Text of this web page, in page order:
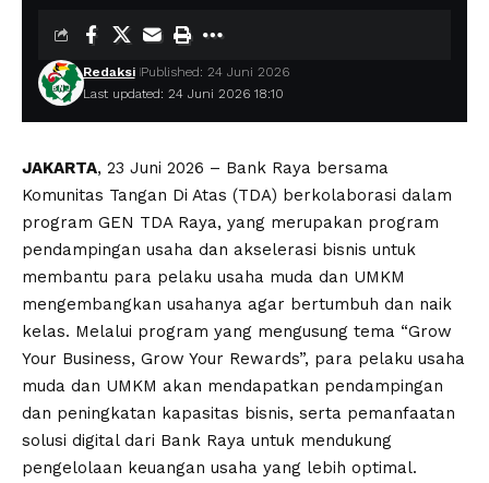
Last updated: 24 Juni 2026 18:10
Redaksi Published: 24 Juni 2026
JAKARTA, 23 Juni 2026 – Bank Raya bersama
Komunitas Tangan Di Atas (TDA) berkolaborasi dalam
program GEN TDA Raya, yang merupakan program
pendampingan usaha dan akselerasi bisnis untuk
membantu para pelaku usaha muda dan UMKM
mengembangkan usahanya agar bertumbuh dan naik
kelas. Melalui program yang mengusung tema “Grow
Your Business, Grow Your Rewards”, para pelaku usaha
muda dan UMKM akan mendapatkan pendampingan
dan peningkatan kapasitas bisnis, serta pemanfaatan
solusi digital dari Bank Raya untuk mendukung
pengelolaan keuangan usaha yang lebih optimal.